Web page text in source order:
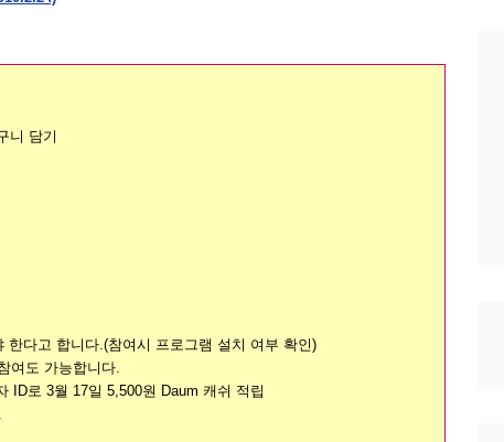
니 담기
한다고 합니다.(참여시 프로그램 설치 여부 확인)
여도 가능합니다.
ID로 3월 17일 5,500원 Daum 캐쉬 적립